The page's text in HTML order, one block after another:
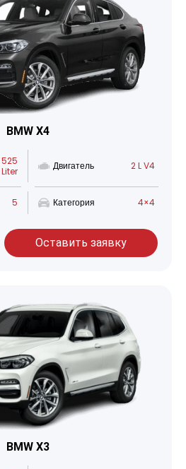
BMW X4
525
Liter
Двигатель 2 L V4
5 Категория 4×4
Оставить заявку
BMW X3